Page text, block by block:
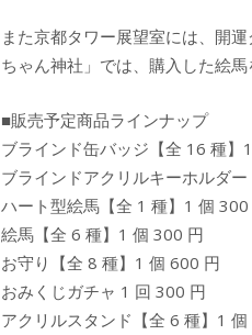
また京都タワー展望室には、開
ちゃん神社」では、購入した絵馬
■販売予定商品ラインナップ
ブラインド缶バッジ【全 16 種】
ブラインドアクリルキーホルダ
ハート型絵馬【全 1 種】1 個 300
絵馬【全 6 種】1 個 300 円
お守り【全 8 種】1 個 600 円
おみくじガチャ 1 回 300 円
アクリルスタンド【全 6 種】1